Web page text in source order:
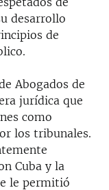
desarrollo
de
Abogados de
jurídica que
como
los tribunales.
Cuba y la
le permitió